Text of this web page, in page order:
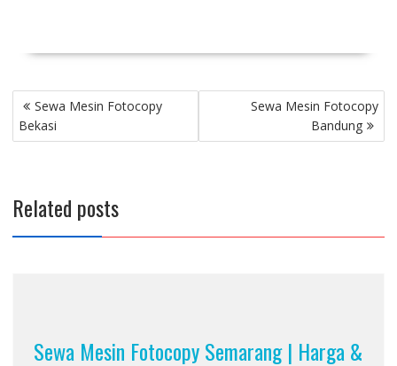
Post
navigation
Sewa Mesin Fotocopy
Bekasi
Sewa Mesin Fotocopy
Bandung
Related posts
Sewa Mesin Fotocopy Semarang | Harga &